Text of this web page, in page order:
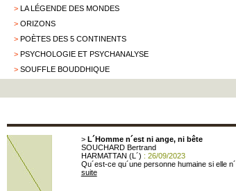
> LA LÉGENDE DES MONDES
> ORIZONS
> POÈTES DES 5 CONTINENTS
> PSYCHOLOGIE ET PSYCHANALYSE
> SOUFFLE BOUDDHIQUE
> L´Homme n´est ni ange, ni bête
SOUCHARD Bertrand
HARMATTAN (L´) : 26/09/2023
Qu´est-ce qu´une personne humaine si elle
suite